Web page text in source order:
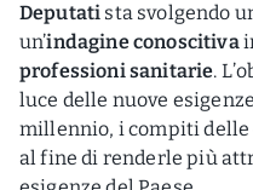
Deputati sta svolgendo
un’indagine conoscitiva
professioni sanitarie.
luce delle nuove
millennio, i compiti
al fine di renderle più